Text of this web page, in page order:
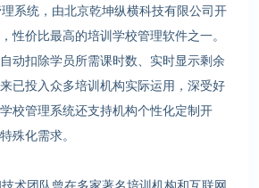
系统，由北京乾坤纵横科技有限公司开
性价比最高的培训学校管理软件之一。
动扣除学员所需课时数、实时显示剩余
已投入众多培训机构实际运用，深受好
校管理系统还支持机构个性化定制开
殊化需求。